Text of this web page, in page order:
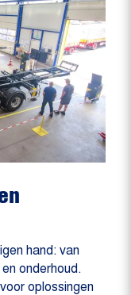
hand: van
onderhoud.
oplossingen